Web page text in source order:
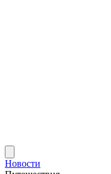
Новости